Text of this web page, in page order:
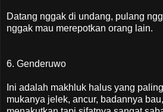
Datang nggak di undang, pulang
nggak mau merepotkan orang lain.
6. Genderuwo
Ini adalah makhluk halus yang
mukanya jelek, ancur, badannya